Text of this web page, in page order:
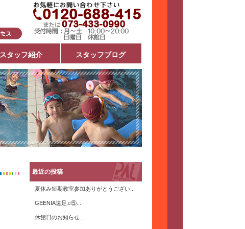
スタッフ紹介 スタッフブログ
最近の投稿
夏休み短期教室参加ありがとうござい...
GEENIA遠足♫⑤...
休館日のお知らせ...